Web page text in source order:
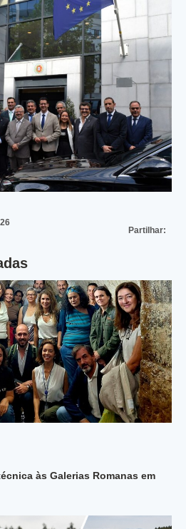
Partilhar:
às Galerias Romanas em